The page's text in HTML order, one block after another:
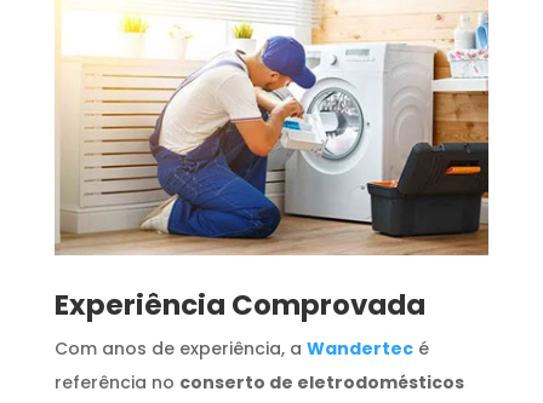
​Experiência Comprovada
Com anos de experiência, a Wandertecé
referência no conserto de eletrodomésticos